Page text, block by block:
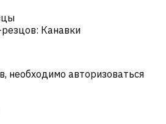
: Канавки
необходимо авторизоваться